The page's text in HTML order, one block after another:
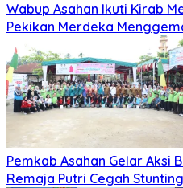
Wabup Asahan Ikuti Kirab
Pekikan Merdeka
Pemkab Asahan Gelar Aksi
Remaja Putri Cegah Stunting